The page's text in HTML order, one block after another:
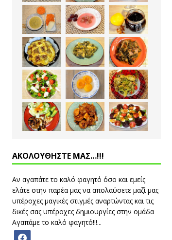
ΑΚΟΛΟΥΘΗΣΤΕ ΜΑΣ…!!!
Αν αγαπάτε το καλό φαγητό όσο και εμείς
ελάτε στην παρέα μας να απολαύσετε μαζί μας
υπέροχες μαγικές στιγμές αναρτώντας και τις
δικές σας υπέροχες δημιουργίες στην ομάδα
Αγαπάμε το καλό φαγητό!!!...